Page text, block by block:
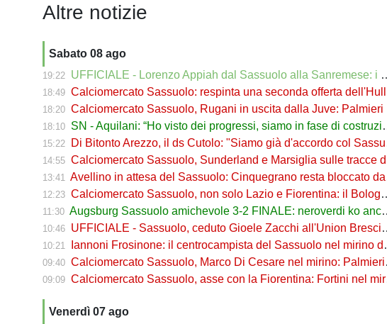
Altre notizie
Sabato 08 ago
19:22 UFFICIALE - Lorenzo Appiah dal Sassuolo alla Sanremese: i dettagli
18:49 Calciomercato Sassuolo: respinta una seconda offerta dell'Hull per Pinamonti
18:20 Calciomercato Sassuolo, Rugani in uscita dalla Juve: Palmieri sfida il Monza
18:10 SN - Aquilani: “Ho visto dei progressi, siamo in fase di costruzione”
15:22 Di Bitonto Arezzo, il ds Cutolo: "Siamo già d'accordo col Sassuolo"
14:55 Calciomercato Sassuolo, Sunderland e Marsiglia sulle tracce di Josh Doig
13:41 Avellino in attesa del Sassuolo: Cinquegrano resta bloccato da Aquilani
12:23 Calciomercato Sassuolo, non solo Lazio e Fiorentina: il Bologna su Pinamonti, Sartori era al Ricci
11:30 Augsburg Sassuolo amichevole 3-2 FINALE: neroverdi ko anche in Germania
10:46 UFFICIALE - Sassuolo, ceduto Gioele Zacchi all'Union Brescia: la formula
10:21 Iannoni Frosinone: il centrocampista del Sassuolo nel mirino dei ciociari
09:40 Calciomercato Sassuolo, Marco Di Cesare nel mirino: Palmieri sul centrale del Racing Avellaneda
09:09 Calciomercato Sassuolo, asse con la Fiorentina: Fortini nel mirino, Thorstvedt e Fabbian sul tavolo
Venerdì 07 ago